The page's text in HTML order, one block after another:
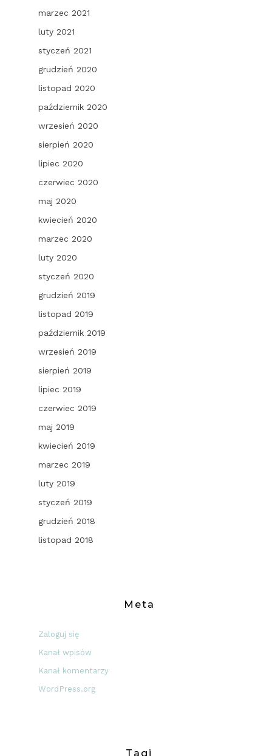
marzec 2021
luty 2021
styczeń 2021
grudzień 2020
listopad 2020
październik 2020
wrzesień 2020
sierpień 2020
lipiec 2020
czerwiec 2020
maj 2020
kwiecień 2020
marzec 2020
luty 2020
styczeń 2020
grudzień 2019
listopad 2019
październik 2019
wrzesień 2019
sierpień 2019
lipiec 2019
czerwiec 2019
maj 2019
kwiecień 2019
marzec 2019
luty 2019
styczeń 2019
grudzień 2018
listopad 2018
Meta
Zaloguj się
Kanał wpisów
Kanał komentarzy
WordPress.org
Tagi